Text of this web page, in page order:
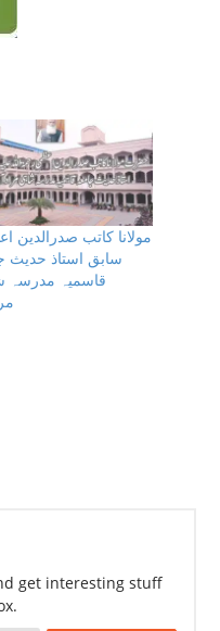
مولانا كاتب صدرالدین
سابق استاذ حدیث
قاسمیہ مدرسہ
get interesting stuff